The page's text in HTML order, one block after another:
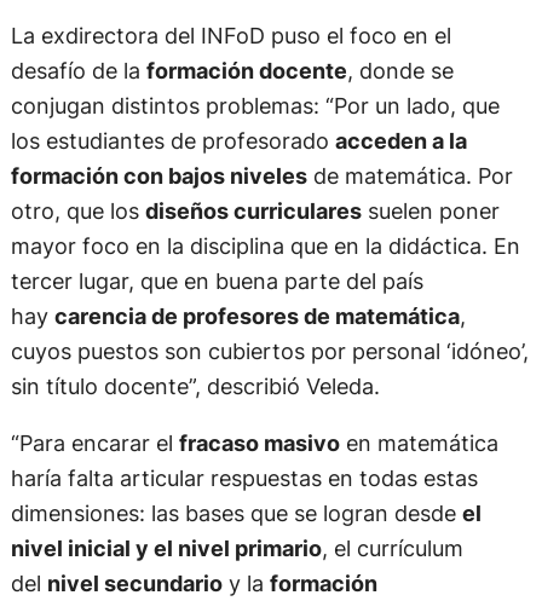
La exdirectora del INFoD puso el foco en el
desafío de la formación docente, donde se
conjugan distintos problemas: “Por un lado, que
los estudiantes de profesorado acceden a la
formación con bajos nivelesde matemática. Por
otro, que los diseños curricularessuelen poner
mayor foco en la disciplina que en la didáctica. En
tercer lugar, que en buena parte del país
hay carencia de profesores de matemática,
cuyos puestos son cubiertos por personal ‘idóneo’,
sin título docente”, describió Veleda.
“Para encarar el fracaso masivoen matemática
haría falta articular respuestas en todas estas
dimensiones: las bases que se logran desde el
nivel inicial y el nivel primario, el currículum
del nivel secundarioy la formación